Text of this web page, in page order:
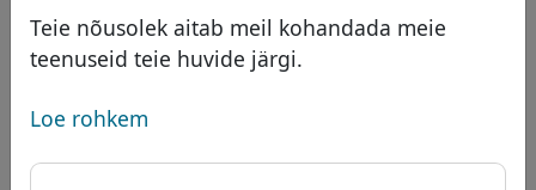
Teie nõusolek aitab meil kohandada meie
teenuseid teie huvide järgi.
Loe rohkem
Aasia domeenid
Euroopa domeenid
Lähis-Ida domeenid
Põhja-Ameerika domeenid
Soodustused
Üleandmine
Teenused
ID Protect
DNS majutus
WHOIS